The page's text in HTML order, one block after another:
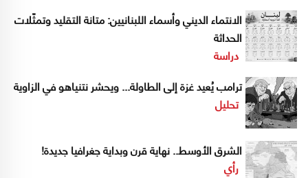
الانتماء الديني وأسماء اللبنانيين: متانة التقليد وتمثّلات
الحداثة
دراسة
ترامب يُعيد غزة إلى الطاولة... ويحشر نتنياهو في الزاوية
تحليل
الشرق الأوسط.. نهاية قرن وبداية جغرافيا جديدة!
رأي